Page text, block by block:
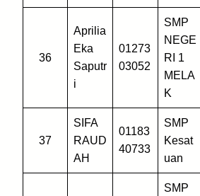
36
Aprilia
Eka
Saputr
i
01273
03052
SMP
NEGE
RI 1
MELA
K
37
SIFA
RAUD
AH
01183
40733
SMP
Kesat
uan
SMP